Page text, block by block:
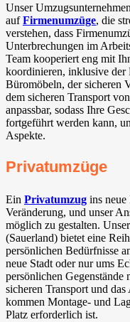
Unser
aufFirmenumzüge, die
verstehen, dass
Unterbrechungen im
Team kooperiert eng mit
koordinieren, inklusive der
Büromöbeln, der sicheren
dem sicheren Transport
anpassbar, sodass Ihre
fortgeführt werden kann,
Aspekte.
Privatumzüge
Ein Privatumzug ins
Veränderung, und unser
möglich zu gestalten.
(Sauerland) bietet eine
persönlichen Bedürfnisse
neue Stadt oder nur ums
persönlichen
sicheren Transport und
kommen Montage- und
Platz erforderlich ist.